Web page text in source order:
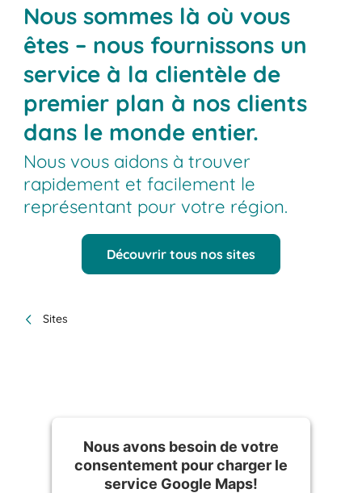
Nous sommes là où vous
êtes – nous fournissons un
service à la clientèle de
premier plan à nos clients
dans le monde entier.
Nous vous aidons à trouver
rapidement et facilement le
représentant pour votre région.
Découvrir tous nos sites
Sites
Nous avons besoin de votre
consentement pour charger le
service Google Maps!